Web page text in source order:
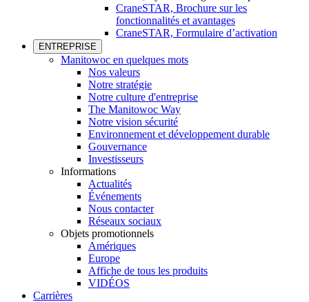
CraneSTAR, Brochure sur les
fonctionnalités et avantages
CraneSTAR, Formulaire d’activation
ENTREPRISE
Manitowoc en quelques mots
Nos valeurs
Notre stratégie
Notre culture d'entreprise
The Manitowoc Way
Notre vision sécurité
Environnement et développement durable
Gouvernance
Investisseurs
Informations
Actualités
Événements
Nous contacter
Réseaux sociaux
Objets promotionnels
Amériques
Europe
Affiche de tous les produits
VIDÉOS
Carrières